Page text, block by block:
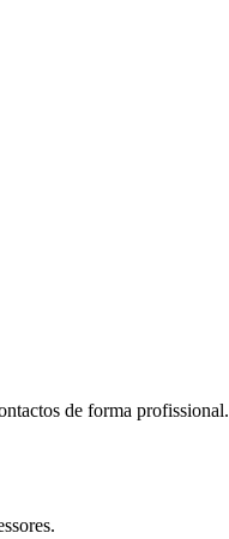
de forma profissional.